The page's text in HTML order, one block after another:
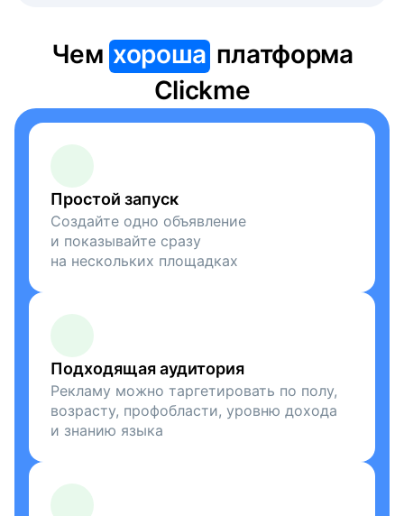
Чемхороша платформа
Clickme
Простой запуск
Создайте одно объявление
и показывайте сразу
на нескольких площадках
Подходящая аудитория
Рекламу можно таргетировать по полу,
возрасту, профобласти, уровню дохода
и знанию языка